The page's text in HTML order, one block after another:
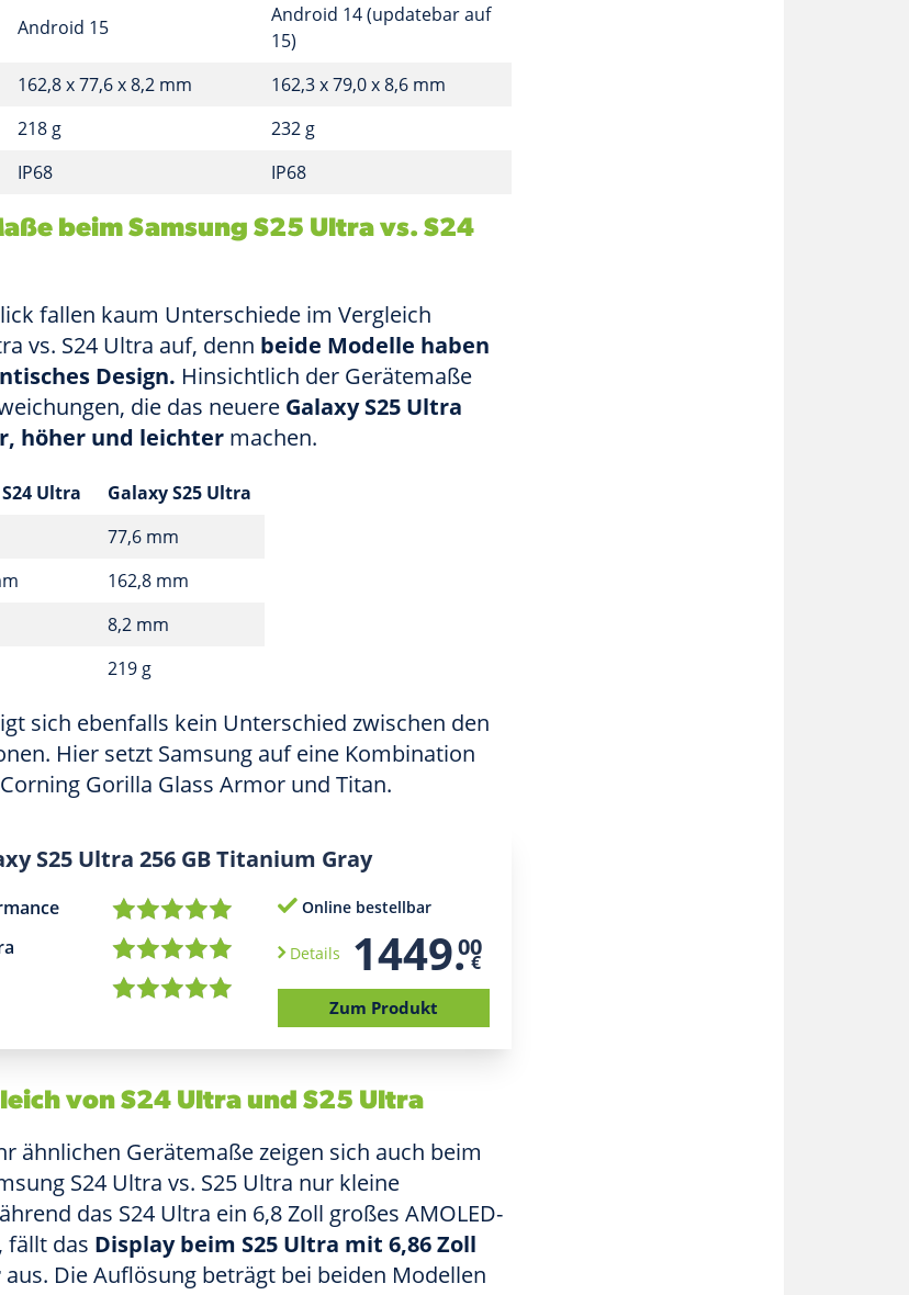
Android 15
Android 14 (updatebar auf
15)
162,8 x 77,6 x 8,2 mm
162,3 x 79,0 x 8,6 mm
218 g
232 g
IP68 IP68
beim Samsung S25 Ultra vs. S24
fallen kaum Unterschiede im Vergleich
vs. S24 Ultra auf, denn beide Modelle haben
Design. Hinsichtlich der Gerätemaße
die das neuere Galaxy S25 Ultra
höher und leichter machen.
Ultra
Galaxy S25 Ultra
77,6 mm
162,8 mm
8,2 mm
219 g
sich ebenfalls kein Unterschied zwischen den
Hier setzt Samsung auf eine Kombination
Gorilla Glass Armor und Titan.
S25 Ultra 256 GB Titanium Gray
Online bestellbar
Details 1449.00
€
Zum Produkt
von S24 Ultra und S25 Ultra
ähnlichen Gerätemaße zeigen sich auch beim
S24 Ultra vs. S25 Ultra nur kleine
das S24 Ultra ein 6,8 Zoll großes AMOLED-
fällt das Display beim S25 Ultra mit 6,86 Zoll
aus. Die Auflösung beträgt bei beiden Modellen